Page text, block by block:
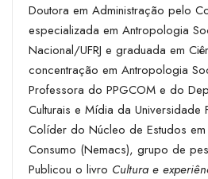
Doutora em Administração pelo
especializada em Antropologia
Nacional/UFRJ e graduada em
concentração em Antropologia
Professora do PPGCOM e do
Culturais e Mídia da Universidade
Colíder do Núcleo de Estudos
Consumo (Nemacs), grupo de
Publicou o livro Cultura e